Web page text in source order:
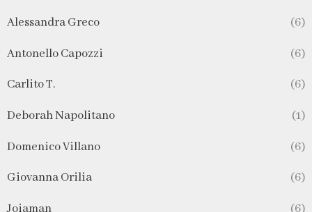
Alessandra Greco (6)
Antonello Capozzi (6)
Carlito T. (6)
Deborah Napolitano (1)
Domenico Villano (6)
Giovanna Orilia (6)
Joiaman (6)